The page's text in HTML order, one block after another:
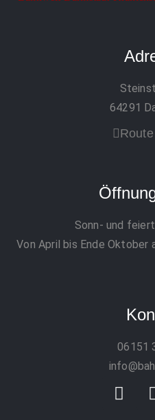
64291
Sonn- und
Von April bis Ende
06151